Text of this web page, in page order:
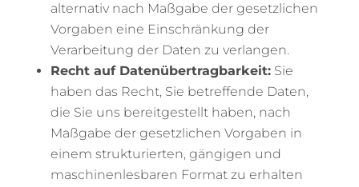
alternativ nach Maßgabe der gesetzlichen
Vorgaben eine Einschränkung der
Verarbeitung der Daten zu verlangen.
Recht auf Datenübertragbarkeit: Sie
haben das Recht, Sie betreffende Daten,
die Sie uns bereitgestellt haben, nach
Maßgabe der gesetzlichen Vorgaben in
einem strukturierten, gängigen und
maschinenlesbaren Format zu erhalten